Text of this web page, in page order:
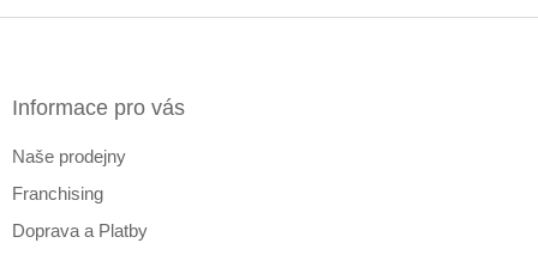
Informace pro vás
Naše prodejny
Franchising
Doprava a Platby